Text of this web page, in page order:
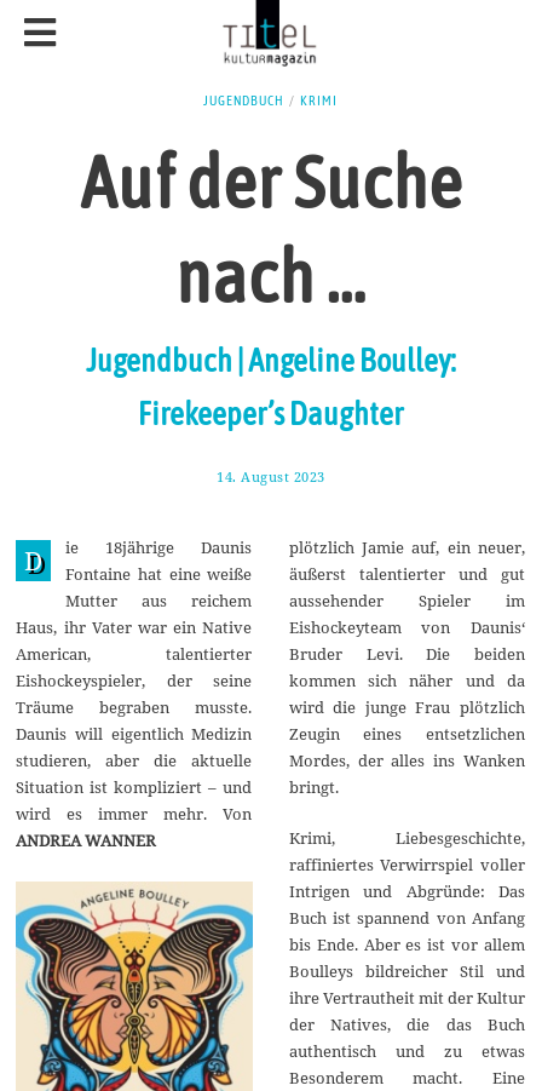
JUGENDBUCH / KRIMI
Auf der Suche
nach …
Jugendbuch | Angeline Boulley:
Firekeeper’s Daughter
14. August 2023
u
u
s
t
2
0
2
D
ie 18jährige Daunis
Fontaine hat eine weiße
Mutter aus reichem
Haus, ihr Vater war ein Native
American, talentierter
Eishockeyspieler, der seine
Träume begraben musste.
Daunis will eigentlich Medizin
studieren, aber die aktuelle
Situation ist kompliziert – und
wird es immer mehr. Von
ANDREA WANNER
plötzlich Jamie auf, ein neuer,
äußerst talentierter und gut
aussehender Spieler im
Eishockeyteam von Daunis‘
Bruder Levi. Die beiden
kommen sich näher und da
wird die junge Frau plötzlich
Zeugin eines entsetzlichen
Mordes, der alles ins Wanken
bringt.
Krimi, Liebesgeschichte,
raffiniertes Verwirrspiel voller
Intrigen und Abgründe: Das
Buch ist spannend von Anfang
bis Ende. Aber es ist vor allem
Boulleys bildreicher Stil und
ihre Vertrautheit mit der Kultur
der Natives, die das Buch
authentisch und zu etwas
Besonderem macht. Eine